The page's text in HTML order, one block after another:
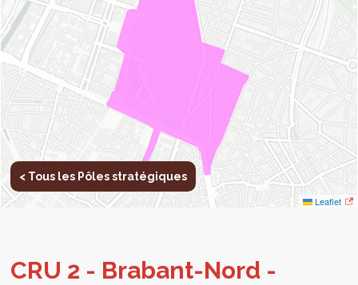
Leaflet
< Tous les Pôles stratégiques
CRU 2 - Bra­bant-Nord -